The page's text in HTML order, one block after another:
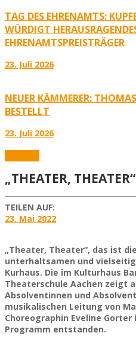
TAG DES EHRENAMTS:
WÜRDIGT
EHRENAMTSPREISTRÄGER
23. Juli 2026
NEUER KÄMMERER:
BESTELLT
23. Juli 2026
„THEATER,
TEILEN AUF:
23. Mai 2022
„Theater, Theater“, das ist
unterhaltsamen und
Kurhaus. Die im Kulturhaus
Theaterschule Aachen zeigt
Absolventinnen und
musikalischen Leitung von
Choreographin Eveline
Programm entstanden.